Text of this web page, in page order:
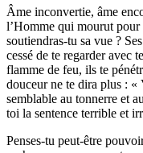
Âme inconvertie, âme
l’Homme qui mourut pour
soutiendras-tu sa vue ?
cessé de te regarder avec
flamme de feu, ils te
douceur ne te dira plus : «
semblable au tonnerre et
toi la sentence terrible et
Penses-tu peut-être